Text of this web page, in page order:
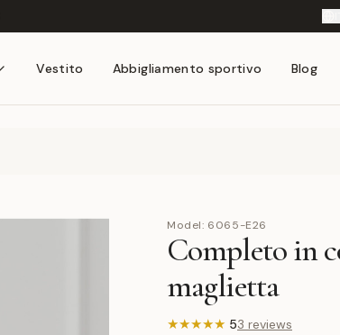
Vestito Abbigliamento sportivo Blog
Model: 6065-E26
Completo in
maglietta
★★★★★ 53 reviews